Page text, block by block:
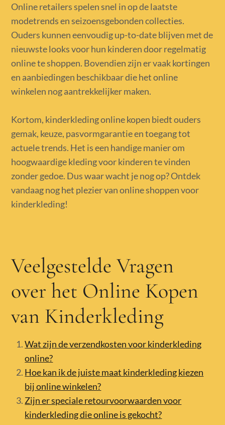
Online retailers spelen snel in op de laatste
modetrends en seizoensgebonden collecties.
Ouders kunnen eenvoudig up-to-date blijven met de
nieuwste looks voor hun kinderen door regelmatig
online te shoppen. Bovendien zijn er vaak kortingen
en aanbiedingen beschikbaar die het online
winkelen nog aantrekkelijker maken.
Kortom, kinderkleding online kopen biedt ouders
gemak, keuze, pasvormgarantie en toegang tot
actuele trends. Het is een handige manier om
hoogwaardige kleding voor kinderen te vinden
zonder gedoe. Dus waar wacht je nog op? Ontdek
vandaag nog het plezier van online shoppen voor
kinderkleding!
Veelgestelde Vragen
over het Online Kopen
van Kinderkleding
Wat zijn de verzendkosten voor kinderkleding
online?
Hoe kan ik de juiste maat kinderkleding kiezen
bij online winkelen?
Zijn er speciale retourvoorwaarden voor
kinderkleding die online is gekocht?